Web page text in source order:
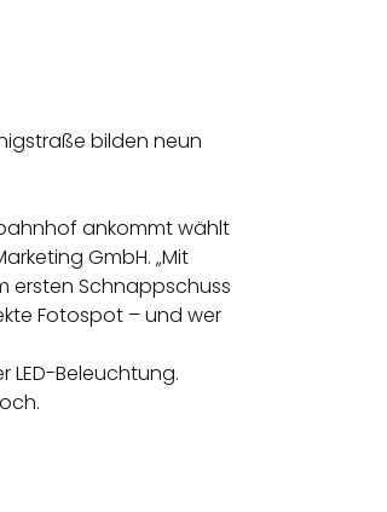
bilden neun
ankommt wählt
GmbH. „Mit
ersten Schnappschuss
Fotospot – und wer
Beleuchtung.